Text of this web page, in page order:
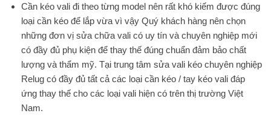
Cần kéo vali đi theo từng model nên rất khó kiếm được đúng
loại cần kéo để lắp vừa vì vậy Quý khách hàng nên chọn
những đơn vị sửa chữa vali có uy tín và chuyên nghiệp mới
có đầy đủ phụ kiện để thay thế đúng chuẩn đảm bảo chất
lượng và thẩm mỹ. Tại trung tâm sửa vali kéo chuyên nghiệp
Relug có đầy đủ tất cả các loại cần kéo / tay kéo vali đáp
ứng thay thế cho các loại vali hiện có trên thị trường Việt
Nam.